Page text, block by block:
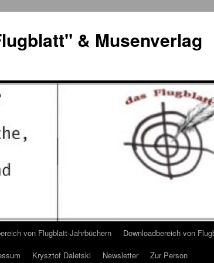
& Musenverlag
von Flugblatt-Jahrbüchern
Downloadbereich von
Krysztof Daletski Newsletter Zur Person